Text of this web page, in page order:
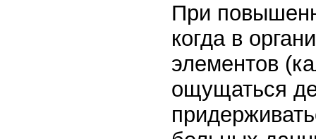
При
когда в
элементов
ощущаться